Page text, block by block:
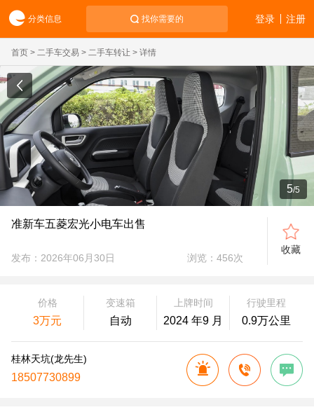
分类信息 找你需要的 注册
登录
首页 > 二手车交易 > 二手车转让 > 详情
5/5
准新车五菱宏光小电车出售
发布：2026年06月30日 浏览： 456次
收藏
价格
3万元
变速箱
自动
上牌时间
2024 年9 月
行驶里程
0.9万公里
桂林天坑(龙先生)
18507730899